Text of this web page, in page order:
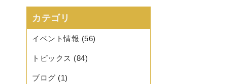
カテゴリ
イベント情報 (56)
トピックス (84)
ブログ (1)